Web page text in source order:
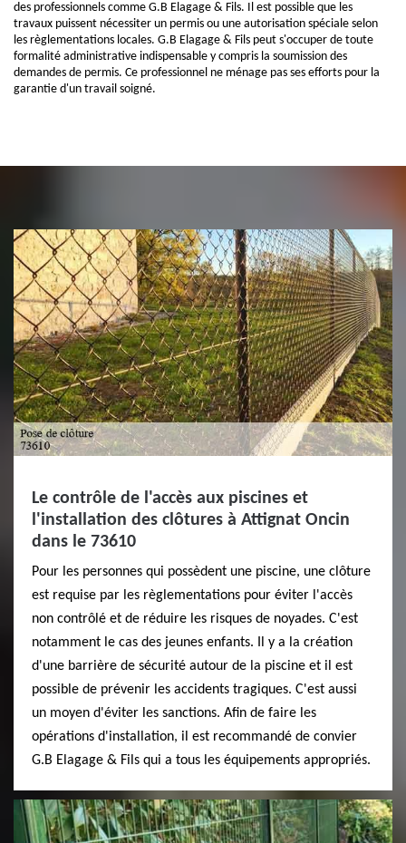
des professionnels comme G.B Elagage & Fils. Il est possible que les
travaux puissent nécessiter un permis ou une autorisation spéciale selon
les règlementations locales. G.B Elagage & Fils peut s'occuper de toute
formalité administrative indispensable y compris la soumission des
demandes de permis. Ce professionnel ne ménage pas ses efforts pour la
garantie d'un travail soigné.
Le contrôle de l'accès aux piscines et
l'installation des clôtures à Attignat Oncin
dans le 73610
Pour les personnes qui possèdent une piscine, une clôture
est requise par les règlementations pour éviter l'accès
non contrôlé et de réduire les risques de noyades. C'est
notamment le cas des jeunes enfants. Il y a la création
d'une barrière de sécurité autour de la piscine et il est
possible de prévenir les accidents tragiques. C'est aussi
un moyen d'éviter les sanctions. Afin de faire les
opérations d'installation, il est recommandé de convier
G.B Elagage & Fils qui a tous les équipements appropriés.